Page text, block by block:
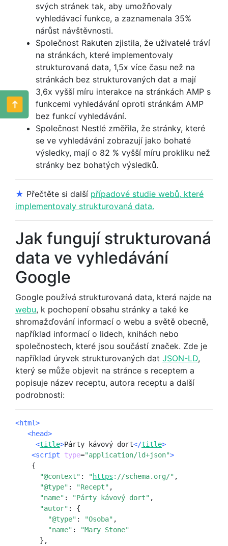
svých stránek tak, aby umožňovaly
vyhledávací funkce, a zaznamenala 35%
nárůst návštěvnosti.
Společnost Rakuten zjistila, že uživatelé tráví
na stránkách, které implementovaly
strukturovaná data, 1,5x více času než na
stránkách bez strukturovaných dat a mají
3,6x vyšší míru interakce na stránkách AMP s
funkcemi vyhledávání oproti stránkám AMP
bez funkcí vyhledávání.
Společnost Nestlé změřila, že stránky, které
se ve vyhledávání zobrazují jako bohaté
výsledky, mají o 82 % vyšší míru prokliku než
stránky bez bohatých výsledků.
★ Přečtěte si další případové studie webů, které
implementovaly strukturovaná data.
Jak fungují strukturovaná
data ve vyhledávání
Google
Google používá strukturovaná data, která najde na
webu, k pochopení obsahu stránky a také ke
shromažďování informací o webu a světě obecně,
například informací o lidech, knihách nebo
společnostech, které jsou součástí značek. Zde je
například úryvek strukturovaných dat JSON-LD,
který se může objevit na stránce s receptem a
popisuje název receptu, autora receptu a další
podrobnosti:
<html>
<head>
<title>Párty kávový dort</title>
<script
type="application/ld+json">
{
"@context" : "https ://schema.org/" ,
"@type" : "Recept" ,
"name" : "Párty kávový dort" ,
"autor" : {
"@type" : "Osoba" ,
"name" :
"Mary Stone"
},